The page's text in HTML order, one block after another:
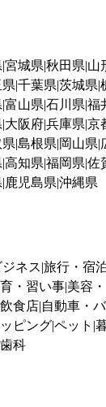
宮城県 秋田県 山
千葉県 茨城県
富山県 石川県 福
大阪府兵庫県 京
島根県 岡山県
高知県 福岡県 佐
鹿児島県 沖縄県
ジネス 旅行・宿
・習い事 美容
飲食店 自動車・
ピングペット
歯科